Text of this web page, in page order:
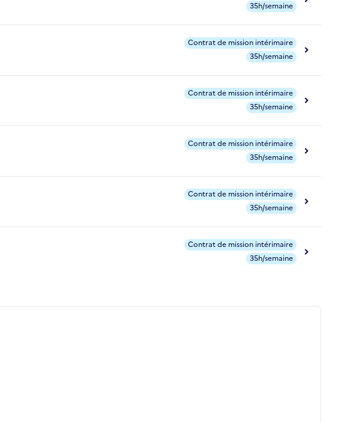
35h/semaine
Contrat de mission intérimaire
35h/semaine
Contrat de mission intérimaire
35h/semaine
Contrat de mission intérimaire
35h/semaine
Contrat de mission intérimaire
35h/semaine
Contrat de mission intérimaire
35h/semaine